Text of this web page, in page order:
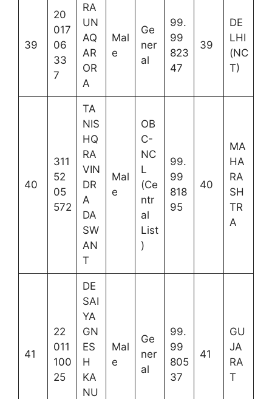
39
20
017
06
33
7
RA
UN
AQ
AR
OR
A
Mal
e
Ge
ner
al
99.
99
823
47
39
DE
LHI
(NC
T)
40
311
52
05
572
TA
NIS
HQ
RA
VIN
DR
A
DA
SW
AN
T
Mal
e
OB
C-
NC
L
(Ce
ntr
al
List
)
99.
99
818
95
40
MA
HA
RA
SH
TR
A
41
22
011
100
25
DE
SAI
YA
GN
ES
H
KA
NU
Mal
e
Ge
ner
al
99.
99
805
37
41
GU
JA
RA
T